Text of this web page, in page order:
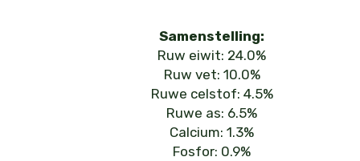
Samenstelling:
Ruw eiwit: 24.0%
Ruw vet: 10.0%
Ruwe celstof: 4.5%
Ruwe as: 6.5%
Calcium: 1.3%
Fosfor: 0.9%